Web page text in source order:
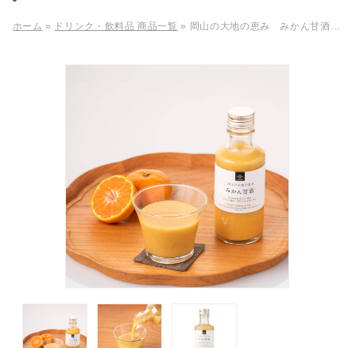
ホーム » ドリンク・飲料品 商品一覧 » 岡山の大地の恵み みかん甘酒 190g （岡山県産 温州みかん使用​）